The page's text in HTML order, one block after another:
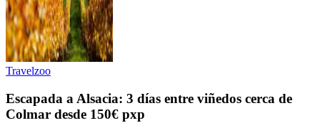
Travelzoo
Escapada a Alsacia: 3 días entre viñedos cerca de
Colmar desde 150€ pxp